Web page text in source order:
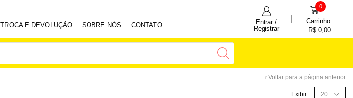
E DEVOLUÇÃO SOBRE NÓS CONTATO
Entrar /
Registrar
0
Carrinho
R$0,00
Voltar para a página anterior
Exibir
Filtrar por preço